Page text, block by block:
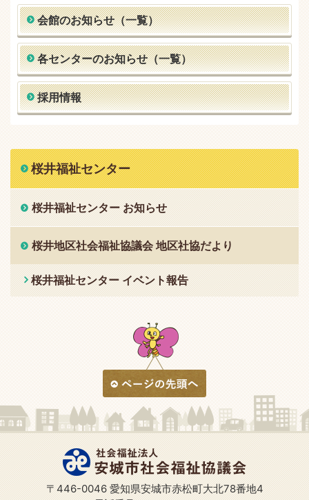
会館のお知らせ（一覧）
各センターのお知らせ（一覧）
採用情報
桜井福祉センター
桜井福祉センター お知らせ
桜井地区社会福祉協議会 地区社協だより
桜井福祉センター イベント報告
〒446-0046 愛知県安城市赤松町大北78番地4